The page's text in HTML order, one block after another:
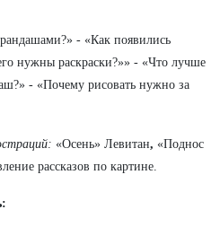
- «Как появились
нужны раскраски?»» - «Что лучше
- «Почему рисовать нужно за
«Осень» Левитан, «Поднос
рассказов по картине.